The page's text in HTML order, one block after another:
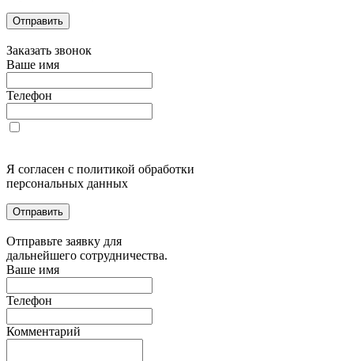
Отправить
Заказать звонок
Ваше имя
Телефон
Я согласен с политикой обработки
персональных данных
Отправить
Отправьте заявку для
дальнейшего сотрудничества.
Ваше имя
Телефон
Комментарий